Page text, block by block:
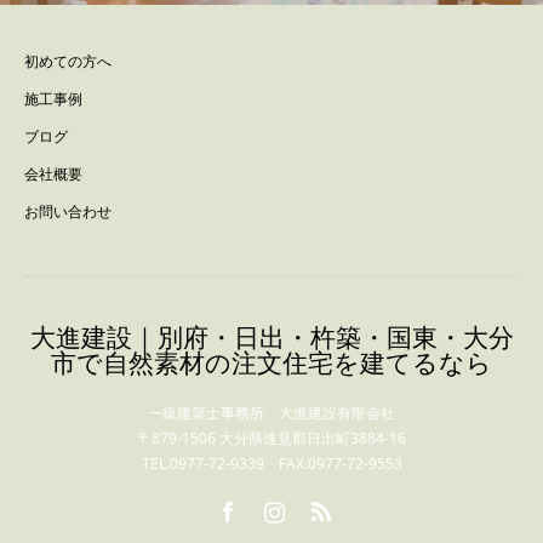
初めての方へ
施工事例
ブログ
会社概要
お問い合わせ
大進建設｜別府・日出・杵築・国東・大分
市で自然素材の注文住宅を建てるなら
一級建築士事務所 大進建設有限会社
〒879-1506 大分県速見郡日出町3884-16
TEL.0977-72-9339 FAX.0977-72-9553